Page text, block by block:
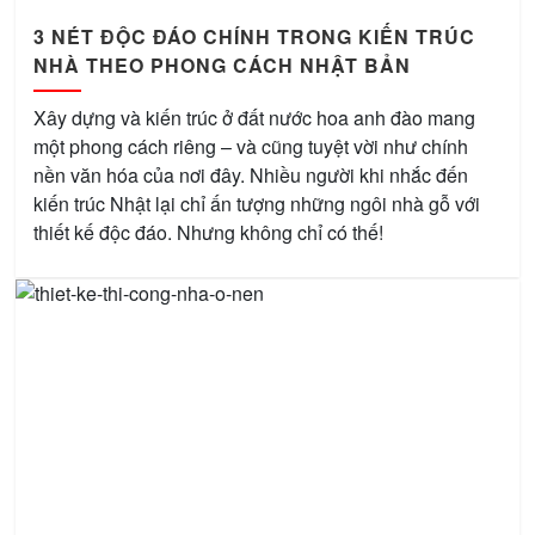
3 NÉT ĐỘC ĐÁO CHÍNH TRONG KIẾN TRÚC
NHÀ THEO PHONG CÁCH NHẬT BẢN
Xây dựng và kiến trúc ở đất nước hoa anh đào mang
một phong cách riêng – và cũng tuyệt vời như chính
nền văn hóa của nơi đây. Nhiều người khi nhắc đến
kiến trúc Nhật lại chỉ ấn tượng những ngôi nhà gỗ với
thiết kế độc đáo. Nhưng không chỉ có thế!